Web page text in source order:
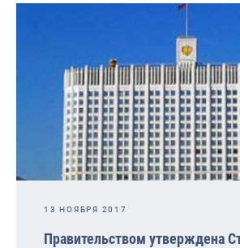
13 НОЯБРЯ 2017
Правительством утверждена